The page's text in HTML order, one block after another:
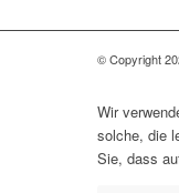
© Copyright
Wir
solche, die
Sie, dass